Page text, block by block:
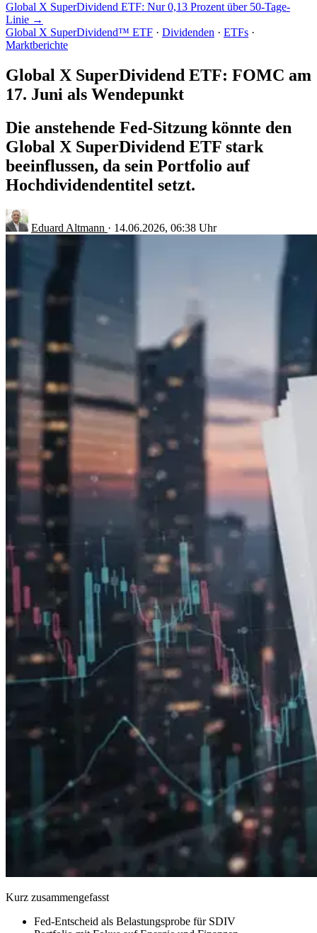
Global X SuperDividend ETF: Nur 0,13 Prozent über 50-Tage-
Linie →
Global X SuperDividend™ ETF · Dividenden · ETFs ·
Marktberichte
Global X SuperDividend ETF: FOMC am
17. Juni als Wendepunkt
Die anstehende Fed-Sitzung könnte den
Global X SuperDividend ETF stark
beeinflussen, da sein Portfolio auf
Hochdividendentitel setzt.
Eduard Altmann · 14.06.2026, 06:38 Uhr
Kurz zusammengefasst
Fed-Entscheid als Belastungsprobe für SDIV